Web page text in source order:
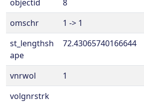
objectid
8
omschr
1 -> 1
st_lengthsh
ape
72.43065740166644
vnrwol
1
volgnrstrk